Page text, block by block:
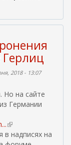
ш
я
с
ы
к
а
Герлиц
2018 - 13:07
Но на сайте
Германии
(
в
в надписях на